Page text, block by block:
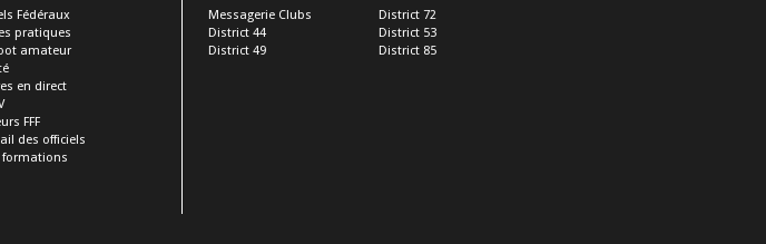
Fédéraux
pratiques
amateur
en direct
FFF
des officiels
formations
Messagerie Clubs
District 44
District 49
District 72
District 53
District 85